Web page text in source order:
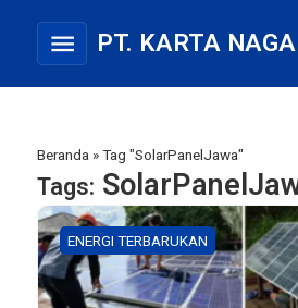
menu PT. KARTA
Beranda »Tag "SolarPanelJawa"
Tags:
ENERGI TERBARUKAN